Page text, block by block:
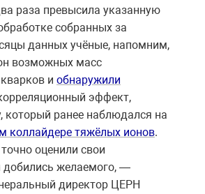
раза превысила указанную
собранных за
данных учёные, напомним,
возможных масс
и обнаружили
эффект,
который ранее наблюдался на
коллайдере тяжёлых ионов.
оценили свои
добились желаемого, —
директор ЦЕРН